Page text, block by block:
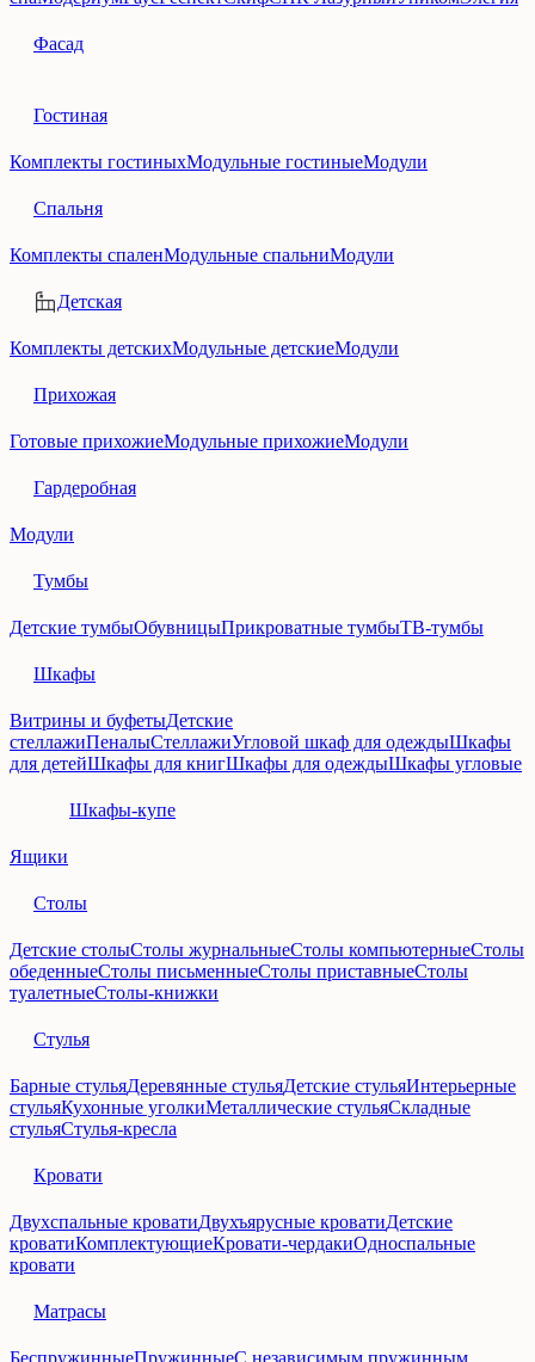
Фасад
Гостиная
Комплекты гостиныхМодульные гостиныеМодули
Спальня
Комплекты спаленМодульные спальниМодули
Детская
Комплекты детскихМодульные детскиеМодули
Прихожая
Готовые прихожиеМодульные прихожиеМодули
Гардеробная
Модули
Тумбы
Детские тумбыОбувницыПрикроватные тумбыТВ-тумбы
Шкафы
Витрины и буфетыДетские
стеллажиПеналыСтеллажиУгловой шкаф для одеждыШкафы
для детейШкафы для книгШкафы для одеждыШкафы угловые
Шкафы-купе
Ящики
Столы
Детские столыСтолы журнальныеСтолы компьютерныеСтолы
обеденныеСтолы письменныеСтолы приставныеСтолы
туалетныеСтолы-книжки
Стулья
Барные стульяДеревянные стульяДетские стульяИнтерьерные
стульяКухонные уголкиМеталлические стульяСкладные
стульяСтулья-кресла
Кровати
Двухспальные кроватиДвухъярусные кроватиДетские
кроватиКомплектующиеКровати-чердакиОдноспальные
кровати
Матрасы
БеспружинныеПружинныеС независимым пружинным